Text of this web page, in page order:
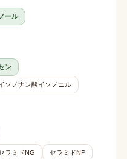
ール
ン
ソノナン酸イソノニル
ラミドNG セラミドNP